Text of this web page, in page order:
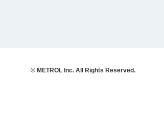
© METROL Inc. All Rights Reserved.